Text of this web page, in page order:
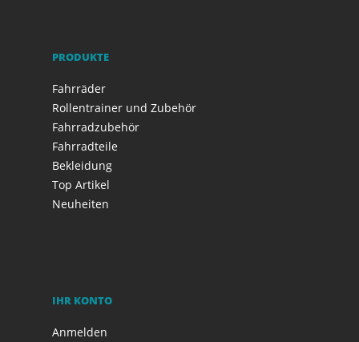
PRODUKTE
Fahrräder
Rollentrainer und Zubehör
Fahrradzubehör
Fahrradteile
Bekleidung
Top Artikel
Neuheiten
IHR KONTO
Anmelden